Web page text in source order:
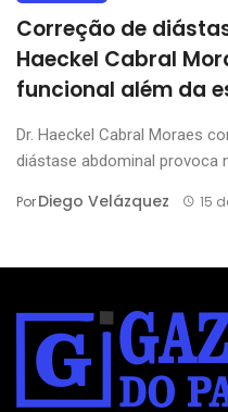
Correção de
Haeckel Cabral
funcional além da
Dr. Haeckel Cabral Moraes
diástase abdominal provoca
PorDiego Velázquez 15